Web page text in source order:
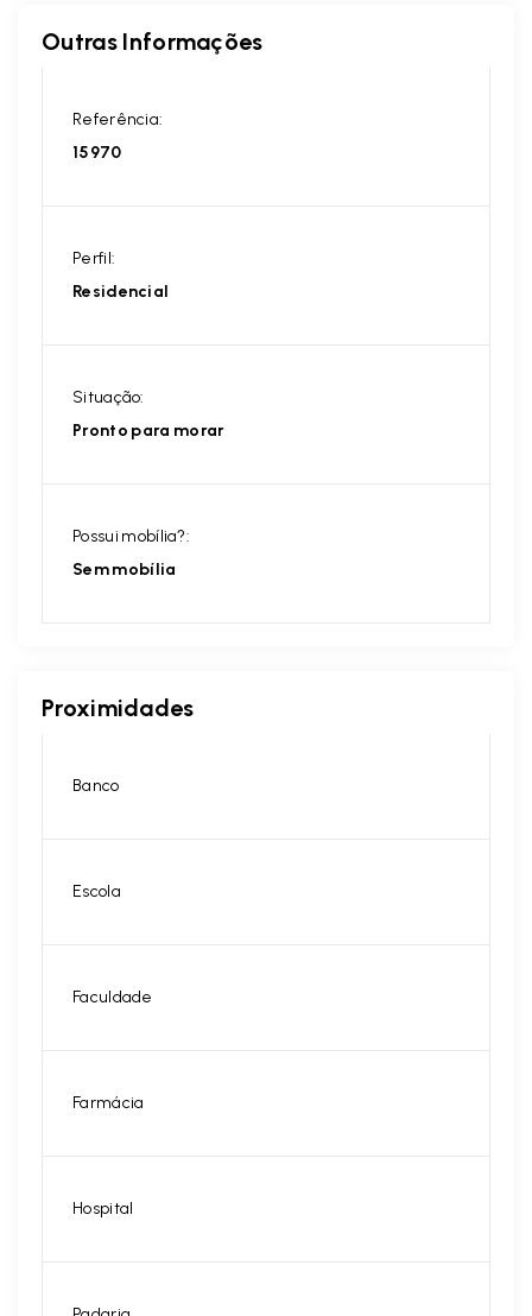
Outras Informações
Referência:
15970
Perfil:
Residencial
Situação:
Pronto para morar
Possui mobília?:
Sem mobília
Proximidades
Banco
Escola
Faculdade
Farmácia
Hospital